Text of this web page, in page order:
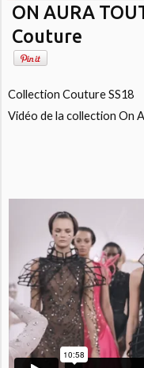
ON AURA
Couture
Collection Couture SS18
Vidéo de la collection On